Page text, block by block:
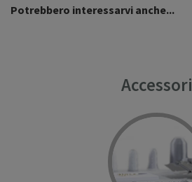
Potrebbero interessarvi anche...
Accessori